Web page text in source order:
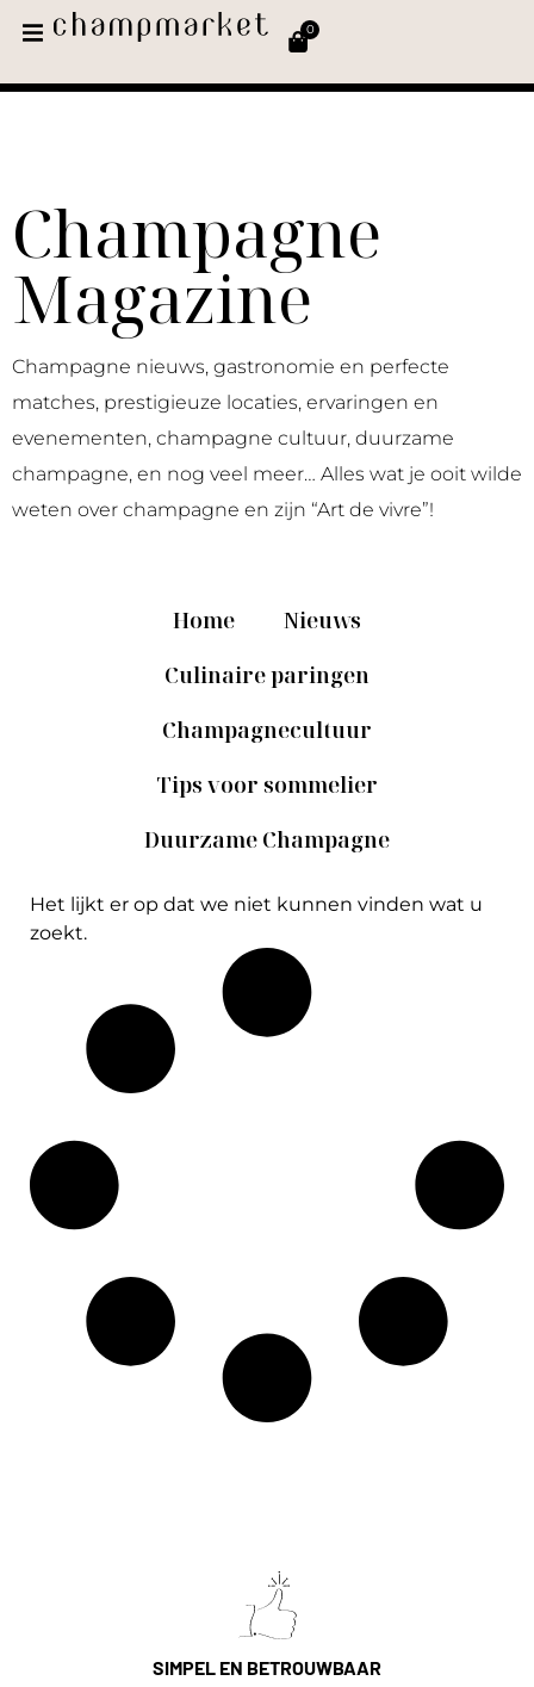
0
Champagne
Magazine
Champagne nieuws, gastronomie en perfecte
matches, prestigieuze locaties, ervaringen en
evenementen, champagne cultuur, duurzame
champagne, en nog veel meer… Alles wat je ooit wilde
weten over champagne en zijn “Art de vivre”!
Home
Nieuws
Culinaire paringen
Champagnecultuur
Tips voor sommelier
Duurzame Champagne
Het lijkt er op dat we niet kunnen vinden wat u
zoekt.
SIMPEL EN BETROUWBAAR